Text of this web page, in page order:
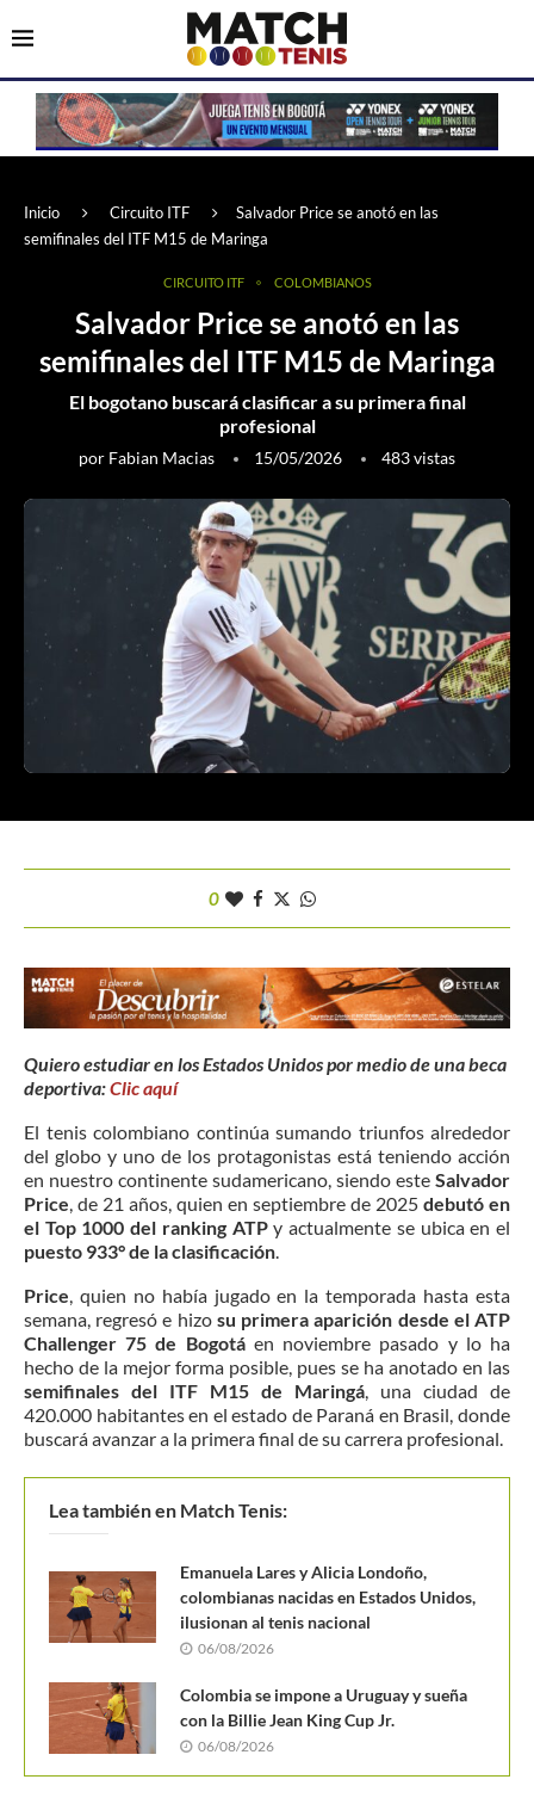
Inicio Circuito ITF
Salvador Price se anotó en las
semifinales del ITF M15 de Maringa
CIRCUITO ITF COLOMBIANOS
Salvador Price se anotó en las
semifinales del ITF M15 de Maringa
El bogotano buscará clasificar a su primera final
profesional
por Fabian Macias 15/05/2026 483vistas
0
Quiero estudiar en los Estados Unidos por medio de una beca
deportiva:Clic aquí
El tenis colombiano continúa sumando triunfos alrededor
del globo y uno de los protagonistas está teniendo acción
en nuestro continente sudamericano, siendo este Salvador
Price , de 21 años, quien en septiembre de 2025 debutó en
el Top 1000 del ranking ATPy actualmente se ubica en el
puesto 933° de la clasificación
Price , quien no había jugado en la temporada hasta esta
semana, regresó e hizo su primera aparición desde el ATP
Challenger 75 de Bogotáen noviembre pasado y lo ha
hecho de la mejor forma posible, pues se ha anotado en las
semifinales del ITF M15 de Maringá , una ciudad de
420.000 habitantes en el estado de Paraná en Brasil, donde
buscará avanzar a la primera final de su carrera profesional.
Lea también en Match Tenis:
Emanuela Lares y Alicia Londoño,
colombianas nacidas en Estados Unidos,
ilusionan al tenis nacional
06/08/2026
Colombia se impone a Uruguay y sueña
con la Billie Jean King Cup Jr.
06/08/2026